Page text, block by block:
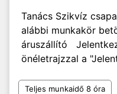
Tanács Szikvíz
alábbi munkakör
áruszállító
önéletrajzzal a
Teljes munkaidő 8 óra